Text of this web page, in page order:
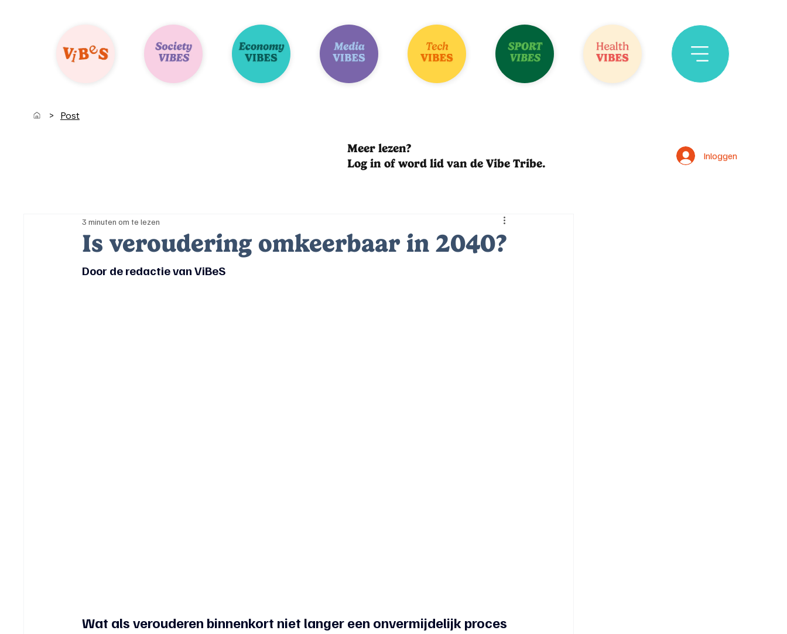
> Post
Meer lezen?
Log in of word lid van de Vibe Tribe.
Inloggen
Is veroudering omkeerbaar in 2040?
3 minuten om te lezen
Door de redactie van ViBeS
Wat als verouderen binnenkort niet langer een onvermijdelijk proces